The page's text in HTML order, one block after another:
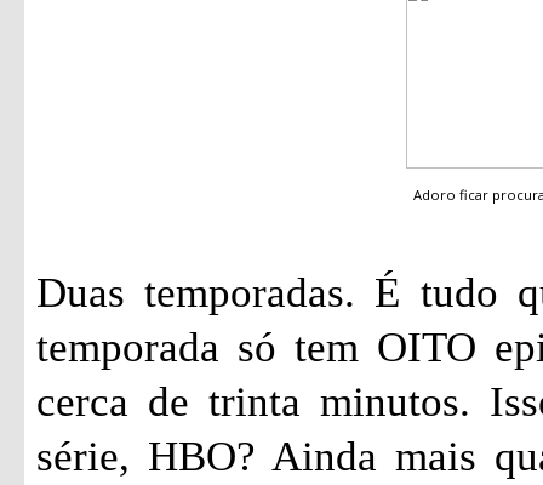
Adoro ficar
Duas temporadas. É tudo
temporada só tem OITO
cerca de trinta minutos.
série, HBO? Ainda mais